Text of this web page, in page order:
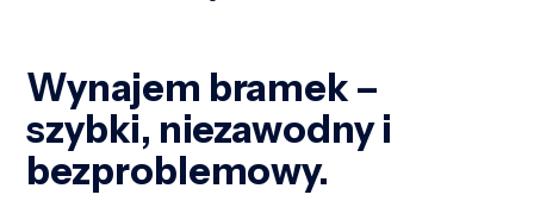
Wynajem bramek –
szybki, niezawodny i
bezproblemowy.